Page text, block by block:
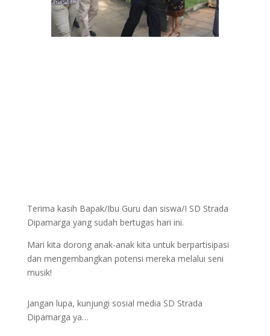
Terima kasih Bapak/Ibu Guru dan siswa/I SD Strada
Dipamarga yang sudah bertugas hari ini.
Mari kita dorong anak-anak kita untuk berpartisipasi
dan mengembangkan potensi mereka melalui seni
musik!
Jangan lupa, kunjungi sosial media SD Strada
Dipamarga ya…